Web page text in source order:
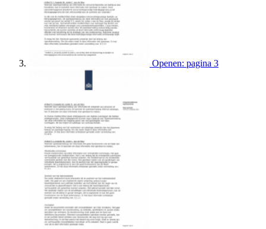
Openen: pagina 3